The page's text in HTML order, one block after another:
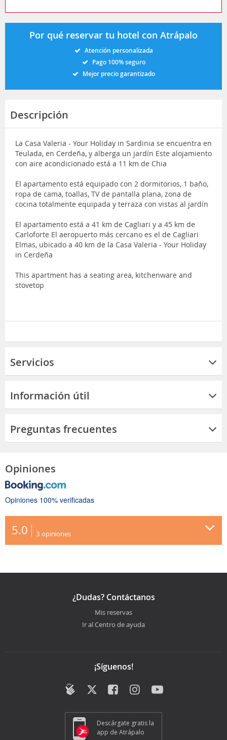
Por qué reservar tu hotel con Atrápalo
Atención personalizada
Pago 100% seguro
Mejor precio garantizado
Descripción
La Casa Valeria - Your Holiday in Sardinia se encuentra en
Teulada, en Cerdeña, y alberga un jardín Este alojamiento
con aire acondicionado está a 11 km de Chia
El apartamento está equipado con 2 dormitorios, 1 baño,
ropa de cama, toallas, TV de pantalla plana, zona de
cocina totalmente equipada y terraza con vistas al jardín
El apartamento está a 41 km de Cagliari y a 45 km de
Carloforte El aeropuerto más cercano es el de Cagliari
Elmas, ubicado a 40 km de la Casa Valeria - Your Holiday
in Cerdeña
This apartment has a seating area, kitchenware and
stovetop
Servicios
Información útil
Preguntas frecuentes
Opiniones
Opiniones 100% verificadas
5.0 3 opiniones
¿Dudas? Contáctanos
Mis reservas
Ir al Centro de ayuda
¡Síguenos!
Descárgate gratis la
app de Atrápalo